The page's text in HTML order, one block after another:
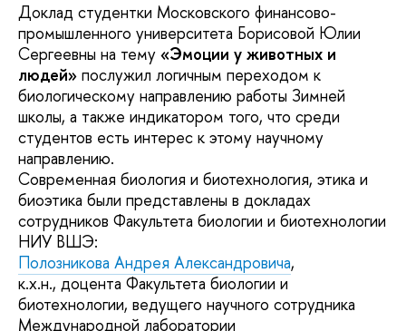
Доклад студентки Московского финансово-
промышленного университета Борисовой Юлии
Сергеевны на тему «Эмоции у животных и
людей» послужил логичным переходом к
биологическому направлению работы Зимней
школы, а также индикатором того, что среди
студентов есть интерес к этому научному
направлению.
Современная биология и биотехнология, этика и
биоэтика были представлены в докладах
сотрудников Факультета биологии и биотехнологии
НИУ ВШЭ:
Полозникова Андрея Александровича,
к.х.н., доцента Факультета биологии и
биотехнологии, ведущего научного сотрудника
Mеждународной лаборатории